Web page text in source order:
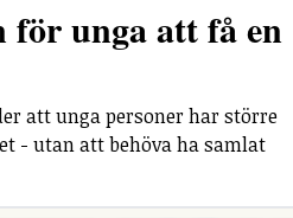
för unga att få en
att unga personer har större
- utan att behöva ha samlat